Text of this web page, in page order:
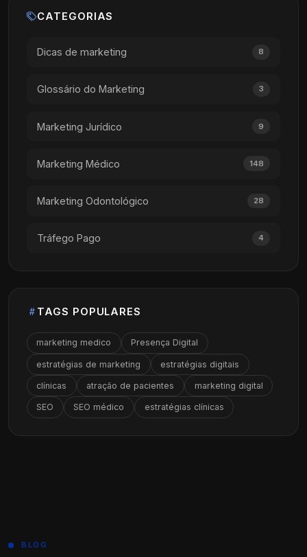
CATEGORIAS
Dicas de marketing 8
Glossário do Marketing 3
Marketing Jurídico 9
Marketing Médico 148
Marketing Odontológico 28
Tráfego Pago 4
TAGS POPULARES
marketing medico Presença Digital
estratégias de marketing estratégias digitais
clínicas atração de pacientes marketing digital
SEO SEO médico estratégias clínicas
BLOG